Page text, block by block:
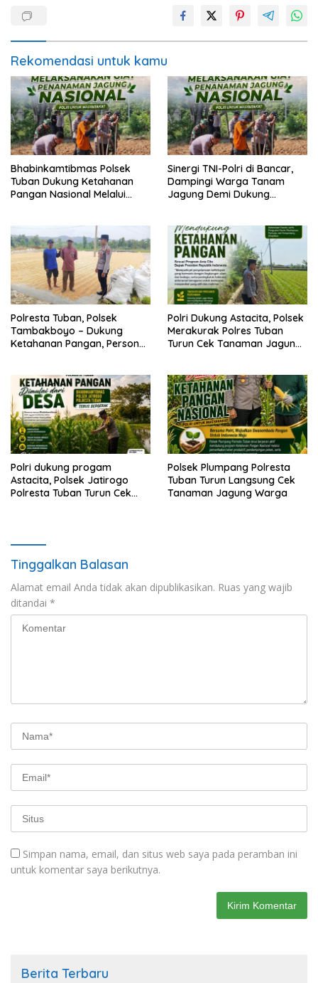
Rekomendasi untuk kamu
Bhabinkamtibmas Polsek
Tuban Dukung Ketahanan
Pangan Nasional Melalui
Sinergi TNI-Polri di Bancar,
Dampingi Warga Tanam
Jagung Demi Dukung
Polresta Tuban, Polsek
Tambakboyo – Dukung
Ketahanan Pangan, Personel
Jagung Milik Warga
Polri Dukung Astacita, Polsek
Merakurak Polres Tuban
Turun Cek Tanaman Jagung
Polri dukung progam
Astacita, Polsek Jatirogo
Polresta Tuban Turun Cek
Polsek Plumpang Polresta
Tuban Turun Langsung Cek
Tanaman Jagung Warga
Tinggalkan Balasan
Alamat email Anda tidak akan dipublikasikan. Ruas yang wajib
ditandai *
Simpan nama, email, dan situs web saya pada peramban ini
untuk komentar saya berikutnya.
Berita Terbaru